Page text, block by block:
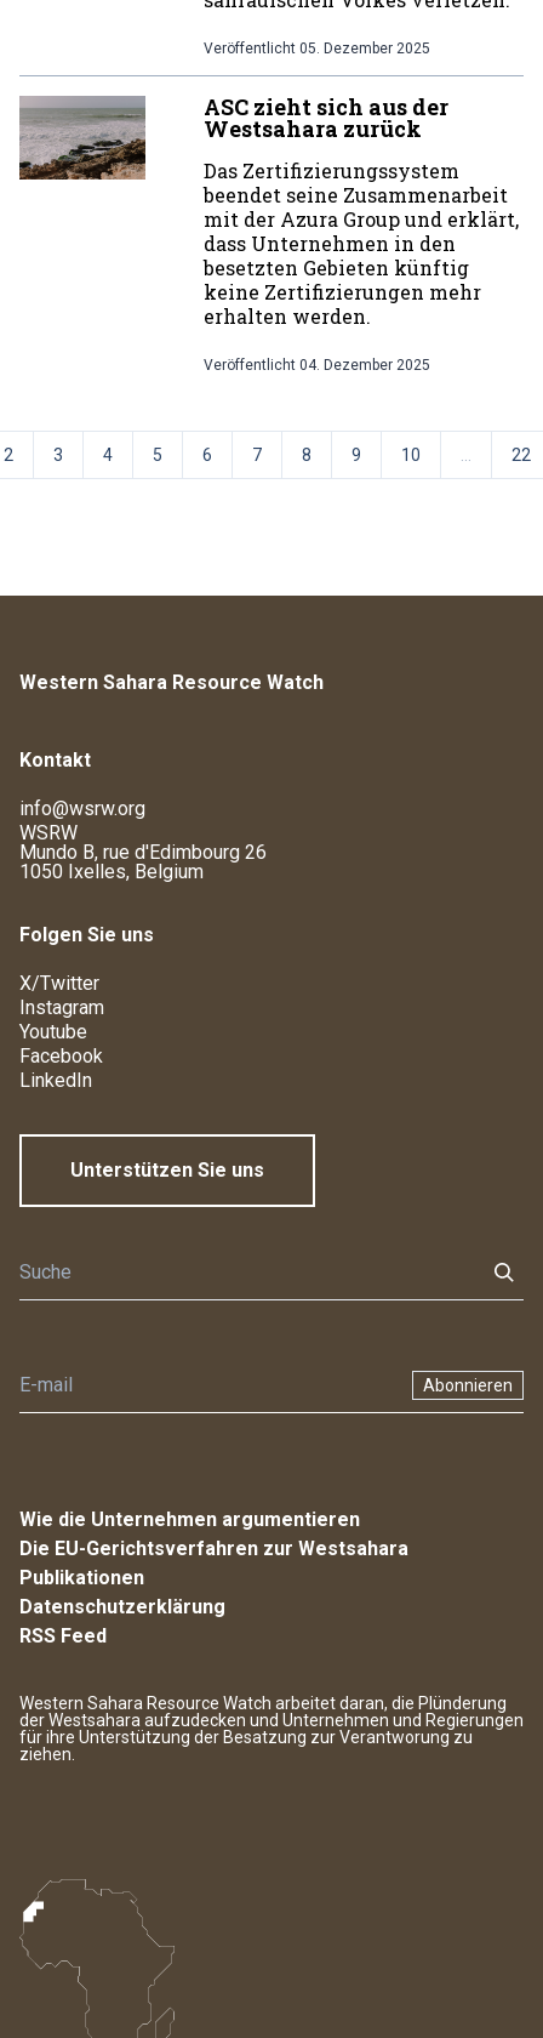
Veröffentlicht 05. Dezember 2025
ASC zieht sich aus der
Westsahara zurück
Das Zertifizierungssystem
beendet seine Zusammenarbeit
mit der Azura Group und erklärt,
dass Unternehmen in den
besetzten Gebieten künftig
keine Zertifizierungen mehr
erhalten werden.
Veröffentlicht 04. Dezember 2025
2 3 4 5 6 7 8 9 10 22
Western Sahara Resource Watch
Kontakt
info@wsrw.org
WSRW
Mundo B, rue d'Edimbourg 26
1050 Ixelles, Belgium
Folgen Sie uns
X/Twitter
Instagram
Youtube
Facebook
LinkedIn
Unterstützen Sie uns
Abonnieren
Wie die Unternehmen argumentieren
Die EU-Gerichtsverfahren zur Westsahara
Publikationen
Datenschutzerklärung
RSS Feed
Western Sahara Resource Watch arbeitet daran, die Plünderung
der Westsahara aufzudecken und Unternehmen und Regierungen
für ihre Unterstützung der Besatzung zur Verantworung zu
ziehen.